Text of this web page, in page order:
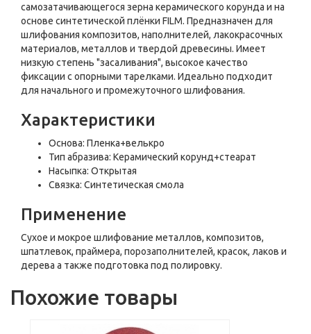
самозатачивающегося зерна керамического корунда и на
основе синтетической плёнки FILM. Предназначен для
шлифования композитов, наполнителей, лакокрасочных
материалов, металлов и твердой древесины. Имеет
низкую степень "засаливания", высокое качество
фиксации с опорными тарелками. Идеально подходит
для начального и промежуточного шлифования.
Характеристики
Основа: Пленка+велькро
Тип абразива: Керамический корунд+стеарат
Насыпка: Открытая
Связка: Синтетическая смола
Применение
Сухое и мокрое шлифование металлов, композитов,
шпатлевок, праймера, порозаполнителей, красок, лаков и
дерева а также подготовка под полировку.
Похожие товары